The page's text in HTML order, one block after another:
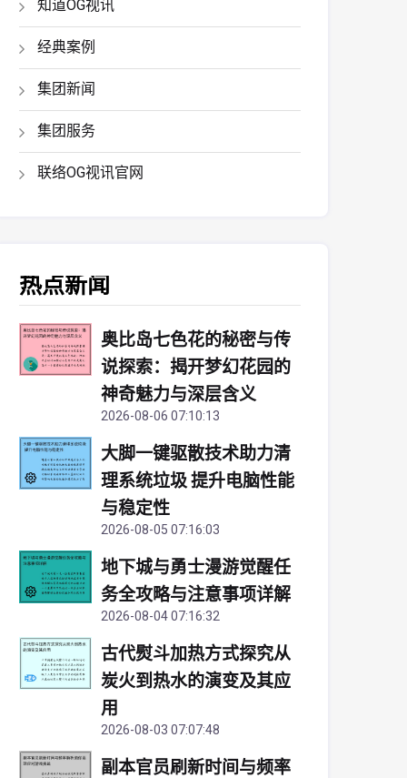
知道OG视讯
经典案例
集团新闻
集团服务
联络OG视讯官网
热点新闻
奥比岛七色花的秘密与传
说探索：揭开梦幻花园的
神奇魅力与深层含义
2026-08-06 07:10:13
大脚一键驱散技术助力清
理系统垃圾 提升电脑性能
与稳定性
2026-08-05 07:16:03
地下城与勇士漫游觉醒任
务全攻略与注意事项详解
2026-08-04 07:16:32
古代熨斗加热方式探究从
炭火到热水的演变及其应
用
2026-08-03 07:07:48
副本官员刷新时间与频率